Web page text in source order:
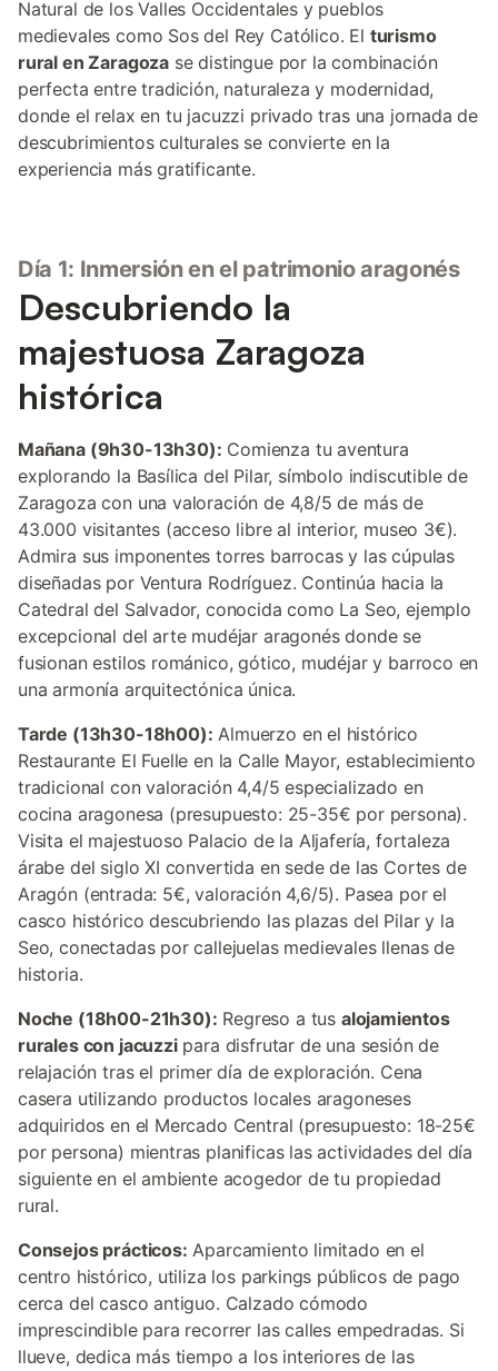
Natural de los Valles Occidentales y pueblos
medievales como Sos del Rey Católico. El turismo
rural en Zaragoza se distingue por la combinación
perfecta entre tradición, naturaleza y modernidad,
donde el relax en tu jacuzzi privado tras una jornada de
descubrimientos culturales se convierte en la
experiencia más gratificante.
Día 1: Inmersión en el patrimonio aragonés
Descubriendo la
majestuosa Zaragoza
histórica
Mañana (9h30-13h30): Comienza tu aventura
explorando la Basílica del Pilar, símbolo indiscutible de
Zaragoza con una valoración de 4,8/5 de más de
43.000 visitantes (acceso libre al interior, museo 3€).
Admira sus imponentes torres barrocas y las cúpulas
diseñadas por Ventura Rodríguez. Continúa hacia la
Catedral del Salvador, conocida como La Seo, ejemplo
excepcional del arte mudéjar aragonés donde se
fusionan estilos románico, gótico, mudéjar y barroco en
una armonía arquitectónica única.
Tarde (13h30-18h00): Almuerzo en el histórico
Restaurante El Fuelle en la Calle Mayor, establecimiento
tradicional con valoración 4,4/5 especializado en
cocina aragonesa (presupuesto: 25-35€ por persona).
Visita el majestuoso Palacio de la Aljafería, fortaleza
árabe del siglo XI convertida en sede de las Cortes de
Aragón (entrada: 5€, valoración 4,6/5). Pasea por el
casco histórico descubriendo las plazas del Pilar y la
Seo, conectadas por callejuelas medievales llenas de
historia.
Noche (18h00-21h30): Regreso a tus alojamientos
rurales con jacuzzipara disfrutar de una sesión de
relajación tras el primer día de exploración. Cena
casera utilizando productos locales aragoneses
adquiridos en el Mercado Central (presupuesto: 18-25€
por persona) mientras planificas las actividades del día
siguiente en el ambiente acogedor de tu propiedad
rural.
Consejos prácticos: Aparcamiento limitado en el
centro histórico, utiliza los parkings públicos de pago
cerca del casco antiguo. Calzado cómodo
imprescindible para recorrer las calles empedradas. Si
llueve, dedica más tiempo a los interiores de las